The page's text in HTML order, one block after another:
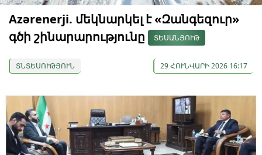
Azərenerji. մեկնարկել է «Զանգեզուր»
գծի շինարարությունը
ՏԵՍԱՆՅՈՒԹ
ՏՆՏԵՍՈՒԹՅՈՒՆ 29 ՀՈՒՆՎԱՐԻ 2026 16:17